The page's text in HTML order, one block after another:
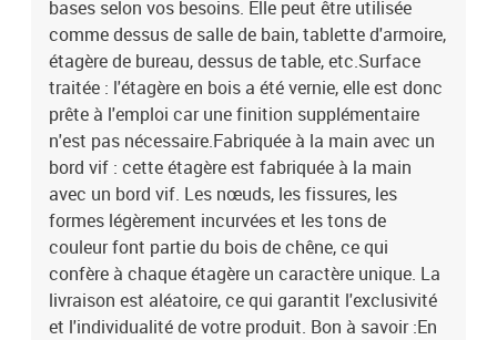
bases selon vos besoins. Elle peut être utilisée
comme dessus de salle de bain, tablette d'armoire,
étagère de bureau, dessus de table, etc.Surface
traitée : l'étagère en bois a été vernie, elle est donc
prête à l'emploi car une finition supplémentaire
n'est pas nécessaire.Fabriquée à la main avec un
bord vif : cette étagère est fabriquée à la main
avec un bord vif. Les nœuds, les fissures, les
formes légèrement incurvées et les tons de
couleur font partie du bois de chêne, ce qui
confère à chaque étagère un caractère unique. La
livraison est aléatoire, ce qui garantit l'exclusivité
et l'individualité de votre produit. Bon à savoir :En